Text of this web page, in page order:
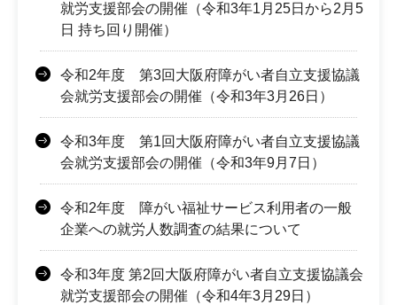
就労支援部会の開催（令和3年1月25日から2月5
日 持ち回り開催）
令和2年度 第3回大阪府障がい者自立支援協議
会就労支援部会の開催（令和3年3月26日）
令和3年度 第1回大阪府障がい者自立支援協議
会就労支援部会の開催（令和3年9月7日）
令和2年度 障がい福祉サービス利用者の一般
企業への就労人数調査の結果について
令和3年度 第2回大阪府障がい者自立支援協議会
就労支援部会の開催（令和4年3月29日）